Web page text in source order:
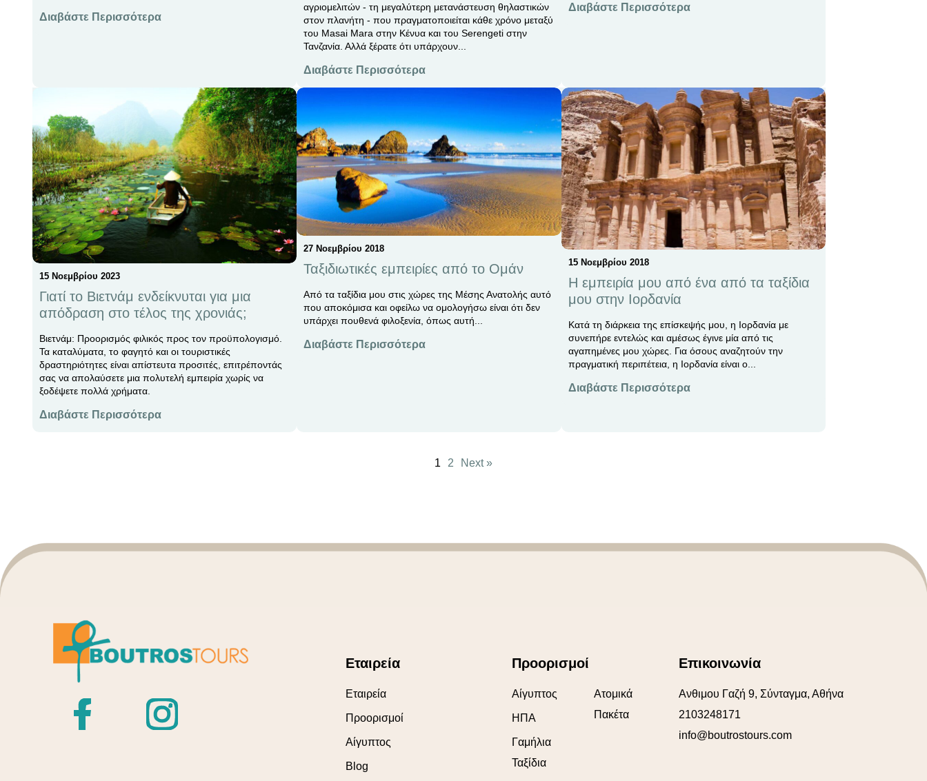
Διαβάστε Περισσότερα
αγριομελιτών - τη μεγαλύτερη μετανάστευση θηλαστικών
στον πλανήτη - που πραγματοποιείται κάθε χρόνο μεταξύ
του Masai Mara στην Κένυα και του Serengeti στην
Τανζανία. Αλλά ξέρατε ότι υπάρχουν...
Διαβάστε Περισσότερα
Διαβάστε Περισσότερα
15 Νοεμβρίου 2023
Γιατί το Βιετνάμ ενδείκνυται για μια
απόδραση στο τέλος της χρονιάς;
Βιετνάμ: Προορισμός φιλικός προς τον προϋπολογισμό.
Τα καταλύματα, το φαγητό και οι τουριστικές
δραστηριότητες είναι απίστευτα προσιτές, επιτρέποντάς
σας να απολαύσετε μια πολυτελή εμπειρία χωρίς να
ξοδέψετε πολλά χρήματα.
Διαβάστε Περισσότερα
27 Νοεμβρίου 2018
Ταξιδιωτικές εμπειρίες από το Ομάν
Aπό τα ταξίδια μου στις χώρες της Μέσης Ανατολής αυτό
που αποκόμισα και οφείλω να ομολογήσω είναι ότι δεν
υπάρχει πουθενά φιλοξενία, όπως αυτή...
Διαβάστε Περισσότερα
15 Νοεμβρίου 2018
H εμπειρία μου από ένα από τα ταξίδια
μου στην Ιορδανία
Κατά τη διάρκεια της επίσκεψής μου, η Ιορδανία με
συνεπήρε εντελώς και αμέσως έγινε μία από τις
αγαπημένες μου χώρες. Για όσους αναζητούν την
πραγματική περιπέτεια, η Ιορδανία είναι ο...
Διαβάστε Περισσότερα
1 2 Next »
Εταιρεία
Εταιρεία
Προορισμοί
Αίγυπτος
Blog
Προορισμοί
Αίγυπτος
ΗΠΑ
Γαμήλια
Ταξίδια
Ατομικά
Πακέτα
Επικοινωνία
Ανθιμου Γαζή 9, Σύνταγμα, Αθήνα
2103248171
info@boutrostours.com